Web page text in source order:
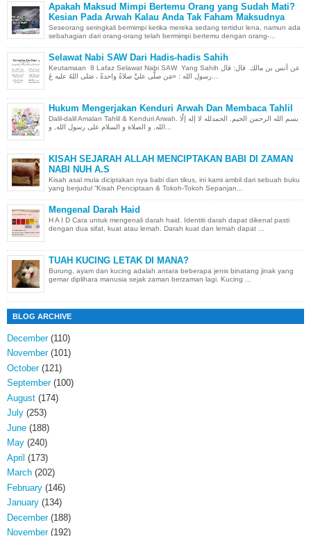
Apakah Maksud Mimpi Bertemu Orang yang Sudah Mati?
Kesian Pada Arwah Kalau Anda Tak Faham Maksudnya
Seseorang seringkali bermimpi ketika mereka sedang tertidur lena, namun ada
sebahagian dari orang-orang telah bermimpi bertemu dengan orang-...
Selawat Nabi SAW Dari Hadis-hadis Sahih
Keutamaan 8 Lafaz Selawat Nabi SAW Yang Sahih عن أنس بن مالك قال: قال
رسول الله : «مَن صلَّى عليَّ صلاةً واحدةً ، صَلى اللهُ عليه عَ...
Hukum Mengerjakan Kenduri Arwah Dan Membaca Tahlil
Dalil-dalil Amalan Tahlil & Kenduri Arwah. بسم الله الرحمن الحيم. الحمدلله لا إله إلّا
الله, و الصلاة و السلام على رسول الله, و...
KISAH SEJARAH ALLAH MENCIPTAKAN BABI DI ZAMAN
NABI NUH A.S
Kisah asal mula diciptakan nya babi dan tikus, ini kami ambil dari sebuah buku
yang berjudul “Kisah Penciptaan & Tokoh-Tokoh Sepanjan...
Mengenal Darah Haid
H A I D Cara untuk mengenali darah haid. Identiti darah dapat dikenal pasti
dengan dua sifat, kuat atau lemah. Darah kuat dan lemah dapat ...
TUAH KUCING LETAK DI MANA?
Burung, ayam dan kucing adalah antara beberapa jenis binatang jinak yang
gemar diplihara manusia sejak zaman berzaman lagi. Kucing ...
BLOG ARCHIVE
December(110)
November(101)
October(121)
September(100)
August (174)
July (253)
June (188)
May (240)
April (173)
March (202)
February (146)
January (134)
December(188)
November(192)